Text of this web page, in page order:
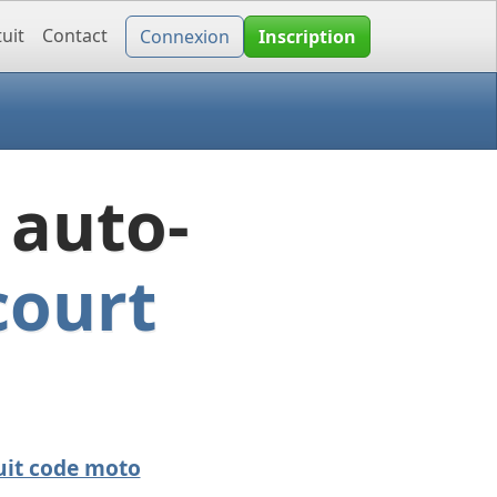
Contact Connexion Inscription
code moto